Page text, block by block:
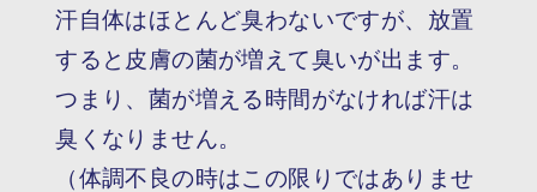
汗自体はほとんど臭わないですが、放置
すると皮膚の菌が増えて臭いが出ます。
つまり、菌が増える時間がなければ汗は
臭くなりません。
（体調不良の時はこの限りではありませ